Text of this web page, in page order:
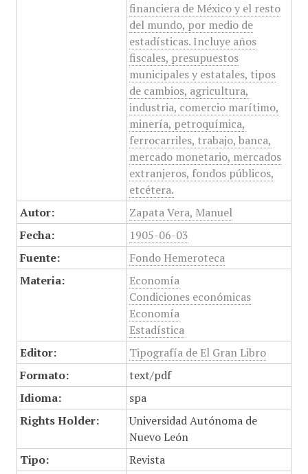
financiera de México y el resto
del mundo, por medio de
estadísticas. Incluye años
fiscales, presupuestos
municipales y estatales, tipos
de cambios, agricultura,
industria, comercio marítimo,
minería, petroquímica,
ferrocarriles, trabajo, banca,
mercado monetario, mercados
extranjeros, fondos públicos,
etcétera.
Autor:
Zapata Vera, Manuel
Fecha:
1905-06-03
Fuente:
Fondo Hemeroteca
Materia:
Economía
Condiciones económicas
Economía
Estadística
Editor:
Tipografía de El Gran Libro
Formato:
text/pdf
Idioma:
spa
Rights Holder:
Universidad Autónoma de
Nuevo León
Tipo:
Revista